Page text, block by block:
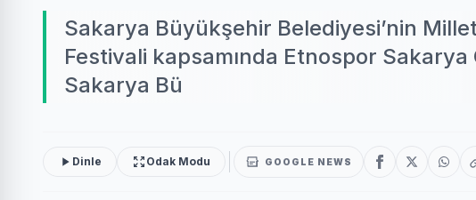
Sakarya Büyükşehir Belediyesi’nin
Festivali kapsamında Etnospor Sakarya
Sakarya Bü
Dinle Odak Modu GOOGLE NEWS